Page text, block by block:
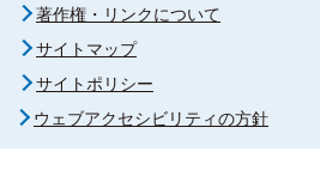
著作権・リンクについて
サイトマップ
サイトポリシー
ウェブアクセシビリティの方針